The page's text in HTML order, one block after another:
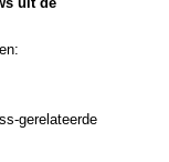
gerelateerde